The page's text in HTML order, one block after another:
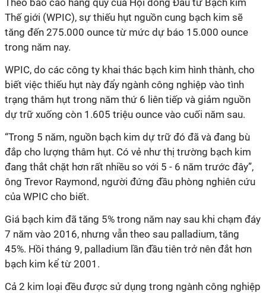
Theo báo cáo hàng quý của Hội đồng Đầu tư Bạch kim
Thế giới (WPIC), sự thiếu hụt nguồn cung bạch kim sẽ
tăng đến 275.000 ounce từ mức dự báo 15.000 ounce
trong năm nay.
WPIC, do các công ty khai thác bạch kim hình thành, cho
biết việc thiếu hụt này đẩy ngành công nghiệp vào tình
trạng thâm hụt trong năm thứ 6 liên tiếp và giảm nguồn
dự trữ xuống còn 1.605 triệu ounce vào cuối năm sau.
“Trong 5 năm, nguồn bạch kim dự trữ đó đã và đang bù
đắp cho lượng thâm hụt. Có vẻ như thị trường bạch kim
đang thắt chặt hơn rất nhiều so với 5 - 6 năm trước đây”,
ông Trevor Raymond, người đứng đầu phòng nghiên cứu
của WPIC cho biết.
Giá bạch kim đã tăng 5% trong năm nay sau khi chạm đáy
7 năm vào 2016, nhưng vẫn theo sau palladium, tăng
45%. Hồi tháng 9, palladium lần đầu tiên trở nên đắt hơn
bạch kim kể từ 2001.
Cả 2 kim loại đều được sử dụng trong ngành công nghiệp